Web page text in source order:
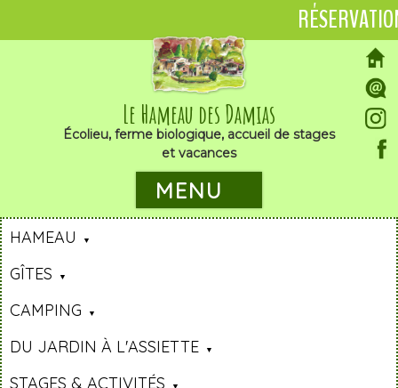
Le Hameau des Damias
Écolieu, ferme biologique, accueil de stages
et vacances
MENU
HAMEAU
GÎTES
CAMPING
DU JARDIN À L'ASSIETTE
STAGES & ACTIVITÉS